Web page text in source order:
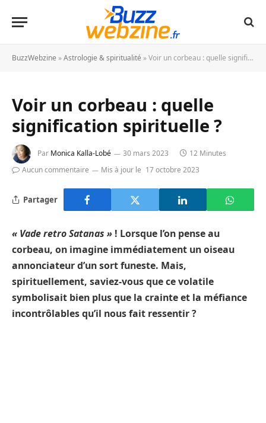
BuzzWebzine »Astrologie & spiritualité »Voir un corbeau : quelle signification spirituelle ?
Voir un corbeau : quelle
signification spirituelle ?
Par Monica Kalla-Lobé 30 mars 2023
12 Minutes
Aucun commentaire
Mis à jour le 17 octobre 2023
Partager
« Vade retro Satanas » ! Lorsque l’on pense au
corbeau, on imagine immédiatement un oiseau
annonciateur d’un sort funeste. Mais,
spirituellement, saviez-vous que ce volatile
symbolisait bien plus que la crainte et la méfiance
incontrôlables qu’il nous fait ressentir ?